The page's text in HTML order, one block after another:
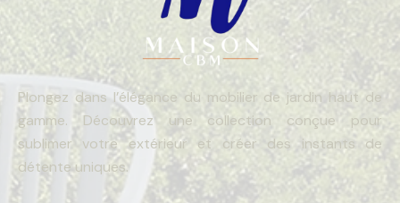
Plongez dans l’élégance du mobilier de jardin haut de
gamme. Découvrez une collection conçue pour
sublimer votre extérieur et créer des instants de
détente uniques.